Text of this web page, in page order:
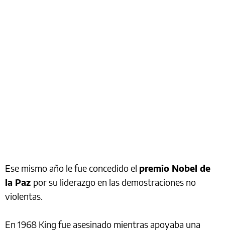
Ese mismo año le fue concedido el premio Nobel de
la Paz por su liderazgo en las demostraciones no
violentas.
En 1968 King fue asesinado mientras apoyaba una